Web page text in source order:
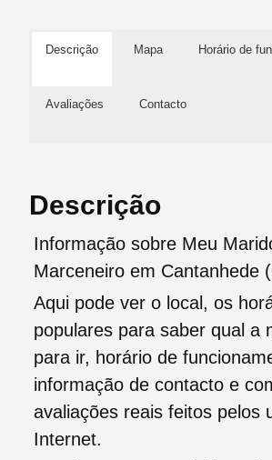
Descrição Mapa Horário de
Avaliações Contacto
Descrição
Informação sobre Meu
Marceneiro em Cantanhede
Aqui pode ver o local, os
populares para saber qual a
para ir, horário de
informação de contacto e
avaliações reais feitos pelos
Internet.